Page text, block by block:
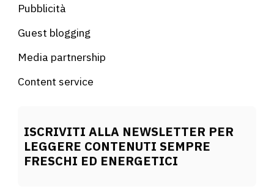
Pubblicità
Guest blogging
Media partnership
Content service
ISCRIVITI ALLA NEWSLETTER PER
LEGGERE CONTENUTI SEMPRE
FRESCHI ED ENERGETICI